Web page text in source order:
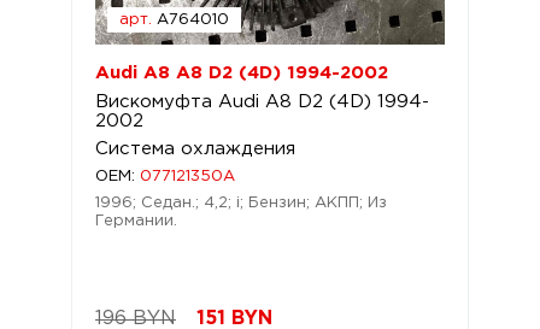
арт. A764010
Audi A8 A8 D2 (4D) 1994-2002
Вискомуфта Audi A8 D2 (4D) 1994-
2002
Система охлаждения
OEM: 077121350A
1996; Седан.; 4,2; i; Бензин; АКПП; Из
Германии.
196 BYN 151 BYN